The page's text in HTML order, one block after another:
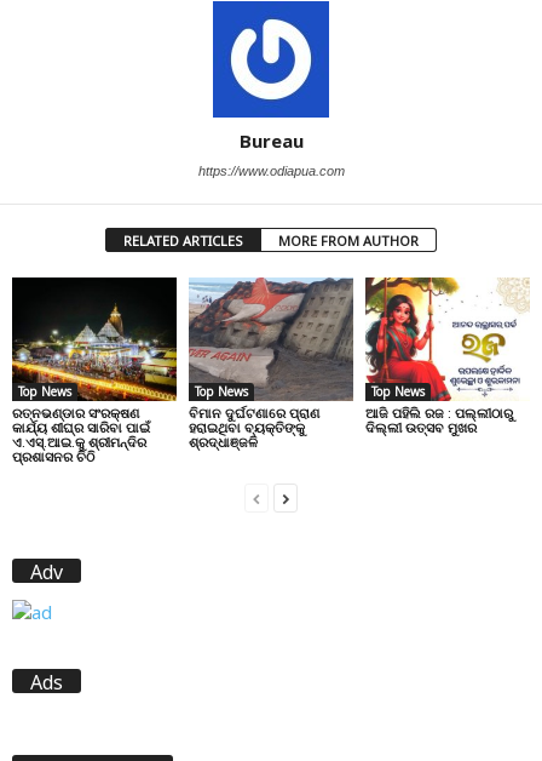
Bureau
https://www.odiapua.com
RELATED ARTICLES MORE FROM AUTHOR
Top News
ରତ୍ନଭଣ୍ଡାର ସଂରକ୍ଷଣ
କାର୍ଯ୍ୟ ଶୀଘ୍ର ସାରିବା ପାଇଁ
ଏ.ଏସ୍.ଆଇ.କୁ ଶ୍ରୀମନ୍ଦିର
ପ୍ରଶାସନର ଚିଠି
Top News
ବିମାନ ଦୁର୍ଘଟଣାରେ ପ୍ରାଣ
ହରାଇଥିବା ବ୍ୟକ୍ତିଙ୍କୁ
ଶ୍ରଦ୍ଧାଞ୍ଜଳି
Top News
ଆଜି ପହିଲି ରଜ : ପଲ୍ଲୀଠାରୁ
ଦିଲ୍ଲୀ ଉତ୍ସବ ମୁଖର
Adv
Ads